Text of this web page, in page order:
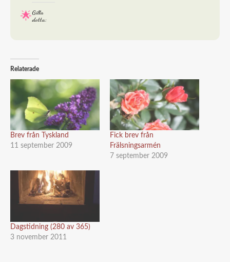
Gilla
detta:
Relaterade
Brev från Tyskland
11 september 2009
Fick brev från
Frälsningsarmén
7 september 2009
Dagstidning (280 av 365)
3 november 2011